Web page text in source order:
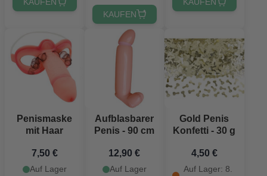
KAUFEN
Penismaske
mit Haar
7,50 €
Auf Lager
Aufblasbarer
Penis - 90 cm
12,90 €
Auf Lager
Gold Penis
Konfetti - 30 g
4,50 €
Auf Lager: 8.